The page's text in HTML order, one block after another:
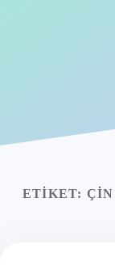
Yasal Uyarı
ETIKET: